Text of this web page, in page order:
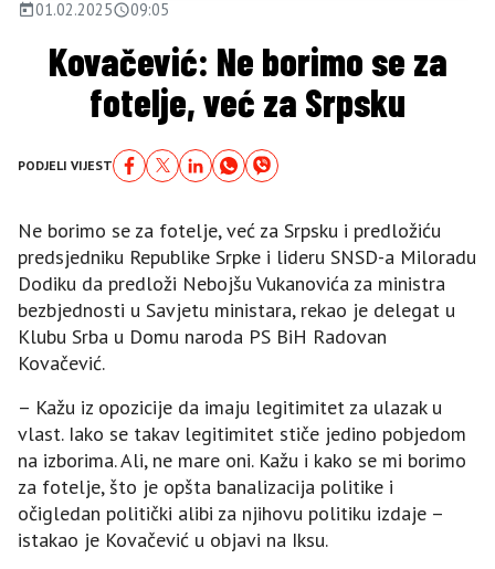
01.02.2025 09:05
Kovačević: Ne borimo se za
fotelje, već za Srpsku
PODJELI VIJEST
Ne borimo se za fotelje, već za Srpsku i predložiću
predsjedniku Republike Srpke i lideru SNSD-a Miloradu
Dodiku da predloži Nebojšu Vukanovića za ministra
bezbjednosti u Savjetu ministara, rekao je delegat u
Klubu Srba u Domu naroda PS BiH Radovan
Kovačević.
– Kažu iz opozicije da imaju legitimitet za ulazak u
vlast. Iako se takav legitimitet stiče jedino pobjedom
na izborima. Ali, ne mare oni. Kažu i kako se mi borimo
za fotelje, što je opšta banalizacija politike i
očigledan politički alibi za njihovu politiku izdaje –
istakao je Kovačević u objavi na Iksu.